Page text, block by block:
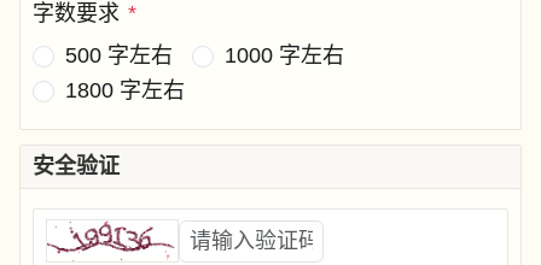
字数要求 *
500 字左右
1000 字左右
1800 字左右
安全验证